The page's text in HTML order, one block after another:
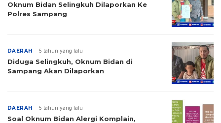
Oknum Bidan Selingkuh Dilaporkan Ke
Polres Sampang
DAERAH 5 tahun yang lalu
Diduga Selingkuh, Oknum Bidan di
Sampang Akan Dilaporkan
DAERAH 5 tahun yang lalu
Soal Oknum Bidan Alergi Komplain,